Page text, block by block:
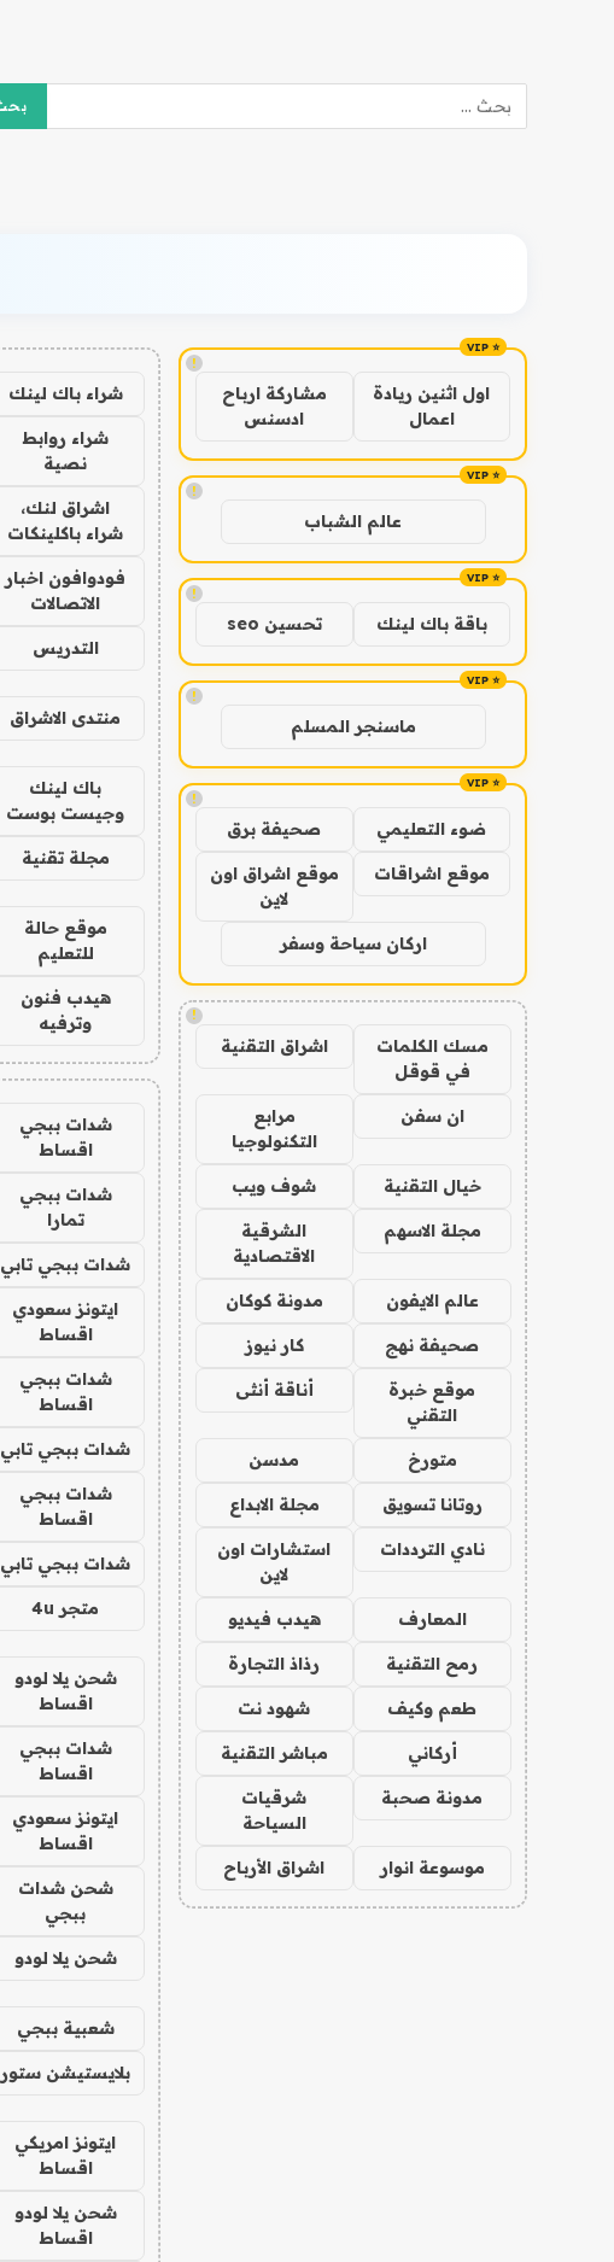
!
اول اثنين ريادة
اعمال
مشاركة ارباح
ادسنس
!
عالم الشباب
!
باقة باك لينك تحسين seo
!
ماسنجر المسلم
!
ضوء التعليمي صحيفة برق
موقع اشراقات
موقع اشراق اون
لاين
اركان سياحة وسفر
!
مسك الكلمات
في قوقل
اشراق التقنية
ان سفن
مرابع
التكنولوجيا
خيال التقنية شوف ويب
مجلة الاسهم
الشرقية
الاقتصادية
عالم الايفون مدونة كوكان
صحيفة نهج كار نيوز
موقع خبرة
التقني
أناقة أنثى
متورخ مدسن
روتانا تسويق مجلة الابداع
نادي الترددات
استشارات اون
لاين
المعارف هيدب فيديو
رمح التقنية رذاذ التجارة
طعم وكيف شهود نت
أركاني مباشر التقنية
مدونة صحبة
شرقيات
السياحة
موسوعة انوار اشراق الأرباح
شراء باك لينك
شراء روابط
نصية
اشراق لنك،
شراء باكلينكات
فودوافون اخبار
الاتصالات
التدريس
منتدى الاشراق
باك لينك
وجيست بوست
مجلة تقنية
موقع حالة
للتعليم
هيدب فنون
وترفيه
شدات ببجي
اقساط
شدات ببجي
تمارا
شدات ببجي تابي
ايتونز سعودي
اقساط
شدات ببجي
اقساط
شدات ببجي تابي
شدات ببجي
اقساط
شدات ببجي تابي
متجر 4u
شحن يلا لودو
اقساط
شدات ببجي
اقساط
ايتونز سعودي
اقساط
شحن شدات
ببجي
شحن يلا لودو
شعبية ببجي
بلايستيشن ستور
ايتونز امريكي
اقساط
شحن يلا لودو
اقساط